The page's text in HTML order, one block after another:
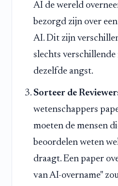
AI de wereld
bezorgd zijn over
AI. Dit zijn
slechts
dezelfde angst.
Sorteer de
wetenschappers
moeten de mensen
beoordelen weten
draagt. Een paper
van AI-overname"